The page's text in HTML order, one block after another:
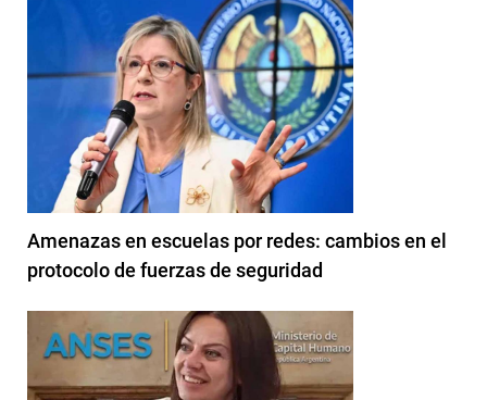
Amenazas en escuelas por redes: cambios en el
protocolo de fuerzas de seguridad